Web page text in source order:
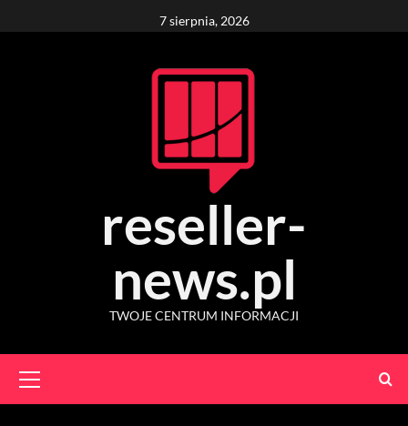
to
7 sierpnia, 2026
reseller-
news.pl
TWOJE CENTRUM INFORMACJI
Menu